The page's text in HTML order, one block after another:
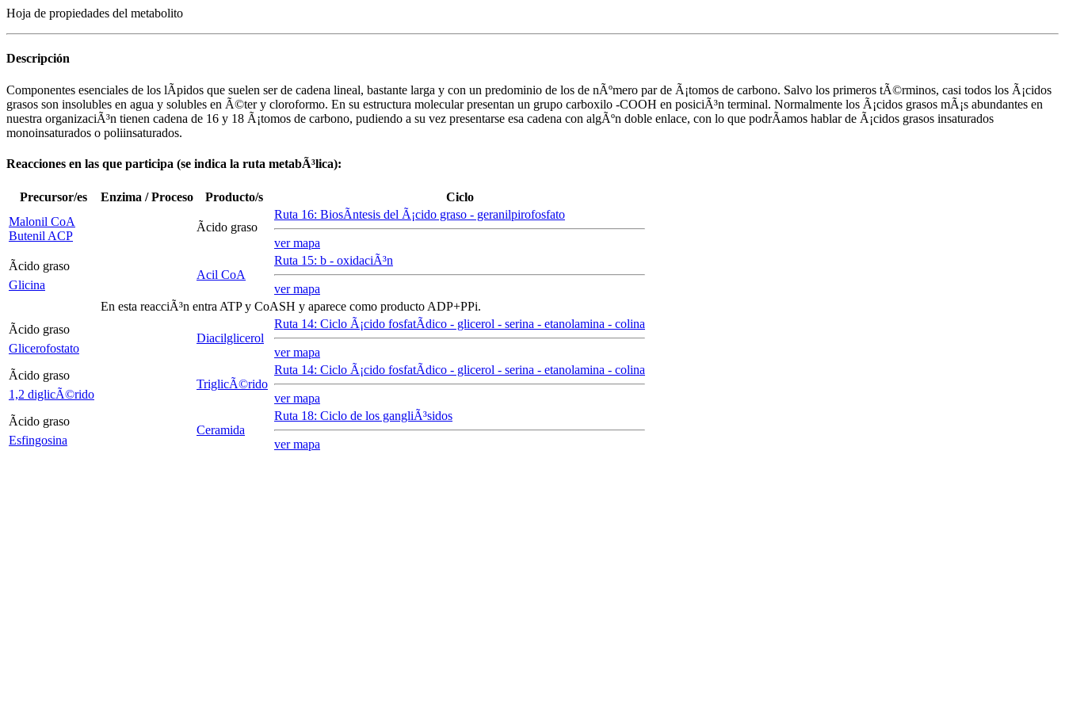
Hoja de propiedades del metabolito
Descripción
Componentes esenciales de los lÃ­pidos que suelen ser de cadena lineal, bastante larga y con un predominio de los de nÃºmero par de Ã¡tomos de carbono. Salvo los primeros tÃ©rminos, casi todos los Ã¡cidos
grasos son insolubles en agua y solubles en Ã©ter y cloroformo. En su estructura molecular presentan un grupo carboxilo -COOH en posiciÃ³n terminal. Normalmente los Ã¡cidos grasos mÃ¡s abundantes en
nuestra organizaciÃ³n tienen cadena de 16 y 18 Ã¡tomos de carbono, pudiendo a su vez presentarse esa cadena con algÃºn doble enlace, con lo que podrÃ­amos hablar de Ã¡cidos grasos insaturados
monoinsaturados o poliinsaturados.
Reacciones en las que participa (se indica la ruta metabÃ³lica):
Precursor/es Enzima / Proceso Producto/s
Ciclo
Malonil CoA
Butenil ACP
Ãcido graso
Ruta 16: BiosÃ­ntesis del Ã¡cido graso - geranilpirofosfato
ver mapa
Ãcido graso
Glicina
Acil CoA
Ruta 15: b - oxidaciÃ³n
ver mapa
En esta reacciÃ³n entra ATP y CoASH y aparece como producto ADP+PPi.
Ãcido graso
Glicerofostato
Diacilglicerol
Ruta 14: Ciclo Ã¡cido fosfatÃ­dico - glicerol - serina - etanolamina - colina
ver mapa
Ãcido graso
1,2 diglicÃ©rido
TriglicÃ©rido
Ruta 14: Ciclo Ã¡cido fosfatÃ­dico - glicerol - serina - etanolamina - colina
ver mapa
Ãcido graso
Esfingosina
Ceramida
Ruta 18: Ciclo de los gangliÃ³sidos
ver mapa